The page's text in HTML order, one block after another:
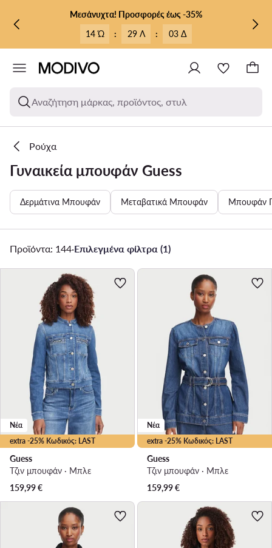
ΜΕΤΆΒΑΣΗ ΣΤΟ ΚΎΡΙΟ ΠΕΡΙΕΧΌΜΕΝΟ
ΜΕΤΆΒΑΣΗ ΣΤΗΝ ΑΝΑΖΉΤΗΣΗ
Μεσάνυχτα! Προσφορές έως -35%
14 Ώ
: 29 Λ : 01 Δ
Αναζήτηση μάρκας, προϊόντος, στυλ
Ρούχα
Γυναικεία μπουφάν Guess
Δερμάτινα Μπουφάν Μεταβατικά Μπουφάν Μπουφάν
Προϊόντα: 144·Επιλεγμένα φίλτρα (1)
extra -25% Κωδικός: LAST
Νέα
Guess
Τζιν μπουφάν · Μπλε
159,99€
extra -25% Κωδικός: LAST
Νέα
Guess
Τζιν μπουφάν · Μπλε
159,99€